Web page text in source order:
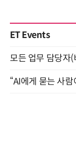
ET Events